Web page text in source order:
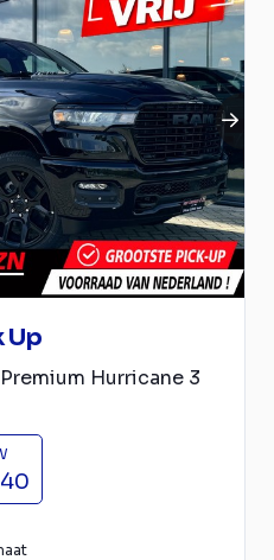
Up
Hurricane 3